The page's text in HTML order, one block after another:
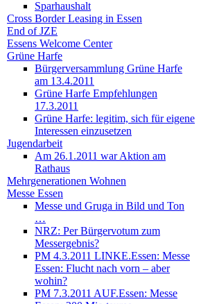
Sparhaushalt
Cross Border Leasing in Essen
End of JZE
Essens Welcome Center
Grüne Harfe
Bürgerversammlung Grüne Harfe
am 13.4.2011
Grüne Harfe Empfehlungen
17.3.2011
Grüne Harfe: legitim, sich für eigene
Interessen einzusetzen
Jugendarbeit
Am 26.1.2011 war Aktion am
Rathaus
Mehrgenerationen Wohnen
Messe Essen
Messe und Gruga in Bild und Ton
…
NRZ: Per Bürgervotum zum
Messergebnis?
PM 4.3.2011 LINKE.Essen: Messe
Essen: Flucht nach vorn – aber
wohin?
PM 7.3.2011 AUF.Essen: Messe